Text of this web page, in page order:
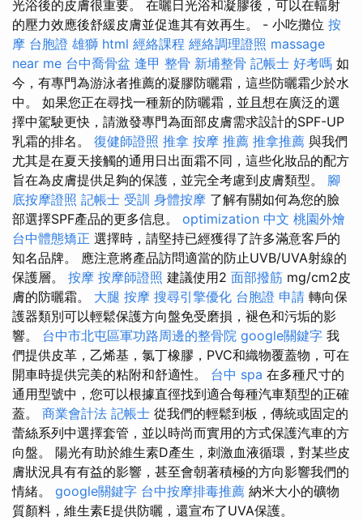
光浴後的皮膚很重要。 在曬日光浴和凝膠後，可以在輻射
的壓力效應後舒緩皮膚並促進其有效再生。 - 小吃攤位 按
摩 台胞證 雄獅 html 經絡課程 經絡調理證照 massage
near me 台中喬骨盆 逢甲 整骨 新埔整骨 記帳士 好考嗎 如
今，有專門為游泳者推薦的凝膠防曬霜，這些防曬霜少於水
中。 如果您正在尋找一種新的防曬霜，並且想在廣泛的選
擇中駕駛更快，請激發專門為面部皮膚需求設計的SPF-UP
乳霜的排名。 復健師證照 推拿 按摩 推薦 推拿推薦 與我們
尤其是在夏天接觸的通用日出面霜不同，這些化妝品的配方
旨在為皮膚提供足夠的保護，並完全考慮到皮膚類型。 腳
底按摩證照 記帳士 受訓 身體按摩 了解有關如何為您的臉
部選擇SPF產品的更多信息。 optimization 中文 桃園外燴
台中體態矯正 選擇時，請堅持已經獲得了許多滿意客戶的
知名品牌。 應注意將產品訪問適當的防止UVB/UVA射線的
保護層。 按摩 按摩師證照 建議使用2 面部撥筋 mg/cm2皮
膚的防曬霜。 大腿 按摩 搜尋引擎優化 台胞證 申請 轉向保
護器類別可以輕鬆保護方向盤免受磨損，褪色和污垢的影
響。 台中市北屯區軍功路周邊的整骨院 google關鍵字 我
們提供皮革，乙烯基，氯丁橡膠，PVC和織物覆蓋物，可在
開車時提供完美的粘附和舒適性。 台中 spa 在多種尺寸的
通用型號中，您可以根據直徑找到適合每種汽車類型的正確
蓋。 商業會計法 記帳士 從我們的輕鬆到板，傳統或固定的
蕾絲系列中選擇套管，並以時尚而實用的方式保護汽車的方
向盤。 陽光有助於維生素D產生，刺激血液循環，對某些皮
膚狀況具有有益的影響，甚至會朝著積極的方向影響我們的
情緒。 google關鍵字 台中按摩排毒推薦 納米大小的礦物
質顏料，維生素E提供防曬，還宣布了UVA保護。